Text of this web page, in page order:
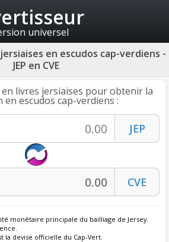
universel
en escudos cap-verdiens -
JEP en CVE
en livres jersiaises pour obtenir la
en escudos cap-verdiens :
monétaire principale du bailliage de Jersey.
la devise officielle du Cap-Vert.